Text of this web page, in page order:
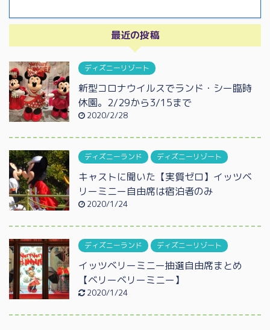
最近の投稿
ディズニーリゾート
新型コロナウイルスでランド・シー臨時
休園。2/29から3/15まで
2020/2/28
ディズニーランド ディズニーリゾート
キャストに聞いた【実質ゼロ】イッツベ
リーミニー自由席は宿泊者のみ
2020/1/24
ディズニーランド ディズニーリゾート
イッツベリーミニー抽選自由席まとめ
【ベリーベリーミニー】
2020/1/24